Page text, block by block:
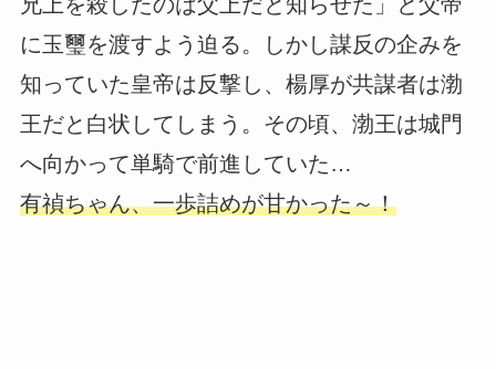
に玉璽を渡すよう迫る。しかし謀反の企みを
知っていた皇帝は反撃し、楊厚が共謀者は渤
王だと白状してしまう。その頃、渤王は城門
へ向かって単騎で前進していた…
有禎ちゃん、一歩詰めが甘かった～！